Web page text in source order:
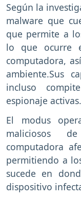
Según la
malware que
que permite a
lo que ocurre
computadora,
ambiente.Sus
incluso
espionaje activas.
El modus
maliciosos
computadora
permitiendo a
sucede en
dispositivo